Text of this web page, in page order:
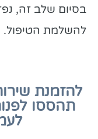
בסיום שלב זה,
להשלמת הטיפול.
להזמנת
תהססו